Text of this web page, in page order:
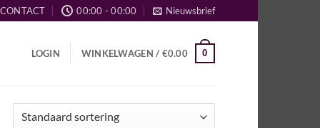
CONTACT 00:00 - 00:00 Nieuwsbrief
LOGIN WINKELWAGEN / €0.00 0